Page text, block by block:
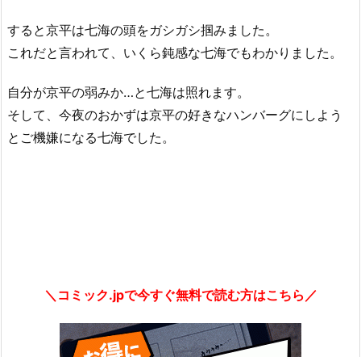
すると京平は七海の頭をガシガシ掴みました。
これだと言われて、いくら鈍感な七海でもわかりました。
自分が京平の弱みか…と七海は照れます。
そして、今夜のおかずは京平の好きなハンバーグにしよう
とご機嫌になる七海でした。
＼コミック.jpで今すぐ無料で読む方はこちら／